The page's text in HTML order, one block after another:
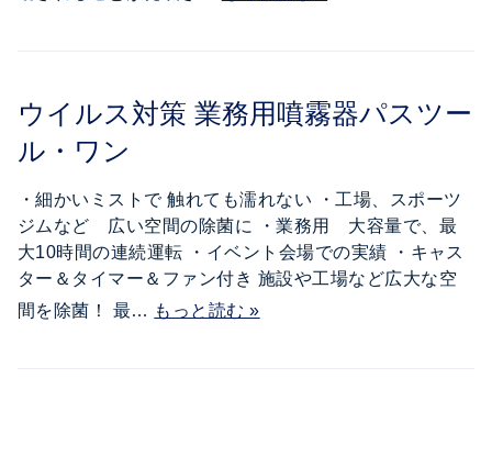
ウイルス対策 業務用噴霧器パスツー
ル・ワン
・細かいミストで 触れても濡れない ・工場、スポーツ
ジムなど 広い空間の除菌に ・業務用 大容量で、最
大10時間の連続運転 ・イベント会場での実績 ・キャス
ター＆タイマー＆ファン付き 施設や工場など広大な空
間を除菌！ 最… もっと読む »